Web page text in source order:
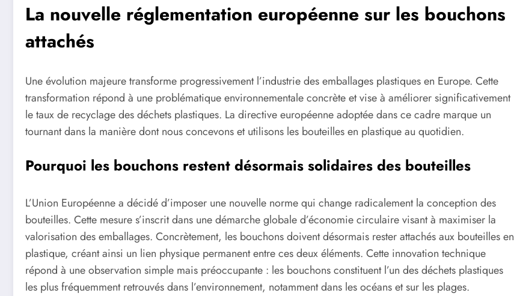
La nouvelle réglementation européenne sur les bouchons
attachés
Une évolution majeure transforme progressivement l’industrie des emballages plastiques en Europe. Cette
transformation répond à une problématique environnementale concrète et vise à améliorer significativement
le taux de recyclage des déchets plastiques. La directive européenne adoptée dans ce cadre marque un
tournant dans la manière dont nous concevons et utilisons les bouteilles en plastique au quotidien.
Pourquoi les bouchons restent désormais solidaires des bouteilles
L’Union Européenne a décidé d’imposer une nouvelle norme qui change radicalement la conception des
bouteilles. Cette mesure s’inscrit dans une démarche globale d’économie circulaire visant à maximiser la
valorisation des emballages. Concrètement, les bouchons doivent désormais rester attachés aux bouteilles en
plastique, créant ainsi un lien physique permanent entre ces deux éléments. Cette innovation technique
répond à une observation simple mais préoccupante : les bouchons constituent l’un des déchets plastiques
les plus fréquemment retrouvés dans l’environnement, notamment dans les océans et sur les plages.